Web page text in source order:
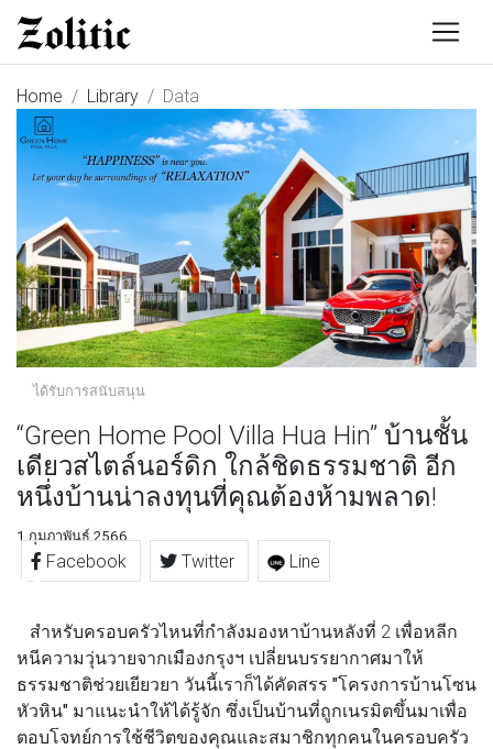
Home Library Data
ได้รับการสนับสนุน
“Green Home Pool Villa Hua Hin” บ้านชั้น
เดียวสไตล์นอร์ดิก ใกล้ชิดธรรมชาติ อีก
หนึ่งบ้านน่าลงทุนที่คุณต้องห้ามพลาด!
1 กุมภาพันธ์ 2566
Facebook Twitter Line
สำหรับครอบครัวไหนที่กำลังมองหาบ้านหลังที่ 2 เพื่อหลีก
หนีความวุ่นวายจากเมืองกรุงฯ เปลี่ยนบรรยากาศมาให้
ธรรมชาติช่วยเยียวยา วันนี้เราก็ได้คัดสรร "โครงการบ้านโซน
หัวหิน" มาแนะนำให้ได้รู้จัก ซึ่งเป็นบ้านที่ถูกเนรมิตขึ้นมาเพื่อ
ตอบโจทย์การใช้ชีวิตของคุณและสมาชิกทุกคนในครอบครัว